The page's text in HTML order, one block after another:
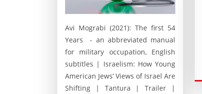
Avi Mograbi (2021): The first 54
Years - an abbreviated manual
for military occupation, English
subtitles | Israelism: How Young
American Jews’ Views of Israel Are
Shifting | Tantura | Trailer |